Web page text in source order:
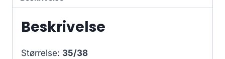
Beskrivelse
Størrelse: 35/38